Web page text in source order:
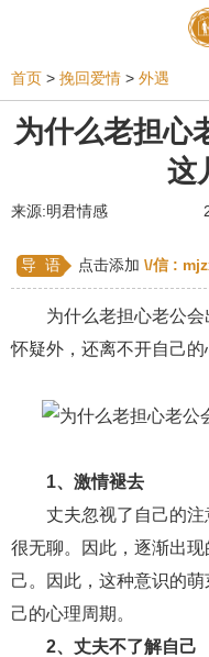
相亲 同性恋
爱情相关
姻缘测试 美容
感情挽回 双鱼座
水瓶座男生
天蝎座男生
爱情诗句
不和 金牛座男
变心 感人
失恋挽救
首页 > 挽回爱情 > 外遇
为什么老担心
这
来源:明君情感
导 语 点击添加 \/信 :
为什么老担心老公会
怀疑外，还离不开自己的
1、激情褪去
丈夫忽视了自己的注
很无聊。因此，逐渐出
己。因此，这种意识的
己的心理周期。
2、丈夫不了解自己